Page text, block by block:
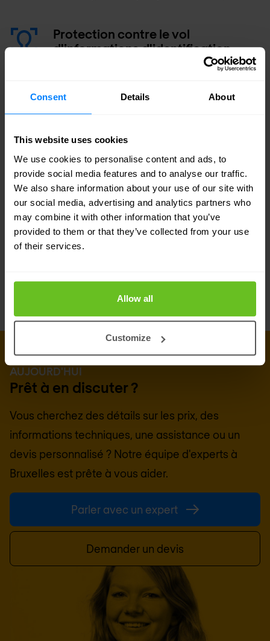
Consent Details About
This website uses cookies
We use cookies to personalise content and ads, to
provide social media features and to analyse our traffic.
We also share information about your use of our site with
our social media, advertising and analytics partners who
may combine it with other information that you’ve
provided to them or that they’ve collected from your use
of their services.
Allow all
Customize
Protection contre le vol
d'informations d'identification
L'option de chiffrement DataSafe empêche
chiffrant et en masquant les champs.
applications afin d'apporter une protection
les données et les enregistreurs de frappe, ce
qui rend inexploitables les données volées.
Sécurité du protocole api
Déploie des outils qui sécurisent les API
PRENEZ CONTACT AVEC NOUS DÈS
AUJOURD'HUI
Prêt à en discuter ?
Vous cherchez des détails sur les prix, des
informations techniques, une assistance ou un
devis personnalisé ? Notre équipe d'experts à
Bruxelles est prête à vous aider.
Parler avec un expert
Demander un devis